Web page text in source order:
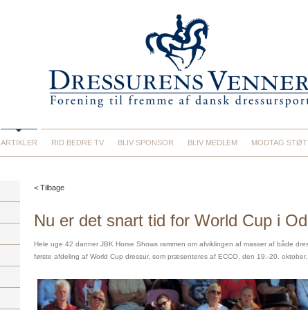
ARTIKLER RID BEDRE TV BLIV SPONSOR BLIV MEDLEM MODTAG
< Tilbage
Nu er det snart tid for World Cup i
Hele uge 42 danner JBK Horse Shows rammen om afviklingen af masser af både
første afdeling af World Cup dressur, som præsenteres af ECCO, den 19.-20. oktober.